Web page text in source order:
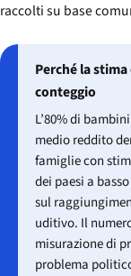
raccolti su base
Perché la
conteggio
L’80% di
medio reddito
famiglie con
dei paesi a
sul
uditivo. Il
misurazione di
problema